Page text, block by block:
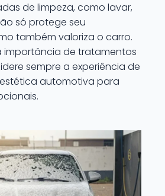
de limpeza, como lavar,
só protege seu
também valoriza o carro.
importância de tratamentos
sempre a experiência de
automotiva para